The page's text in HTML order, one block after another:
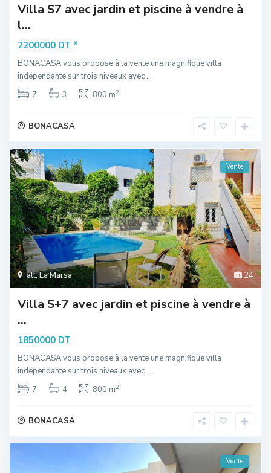
Villa S7 avec jardin et piscine à vendre à
l...
2200000 DT *
BONACASA vous propose à la vente une magnifique villa
indépendante sur trois niveaux avec...
7
3 800 m2
BONACASA
24
all,La Marsa
Vente
Villa S+7 avec jardin et piscine à vendre à
...
1850000 DT
BONACASA vous propose à la vente une magnifique villa
indépendante sur trois niveaux avec...
7
4 800 m2
BONACASA
Vente